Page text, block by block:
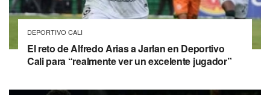
DEPORTIVO CALI
El reto de Alfredo Arias a Jarlan en Deportivo
Cali para “realmente ver un excelente jugador”